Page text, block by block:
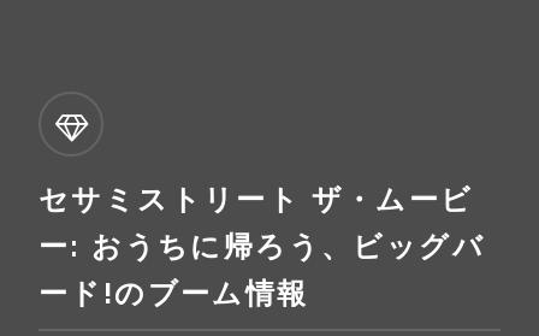
セサミストリート ザ・ムービ
ー: おうちに帰ろう、ビッグバ
ード!のブーム情報